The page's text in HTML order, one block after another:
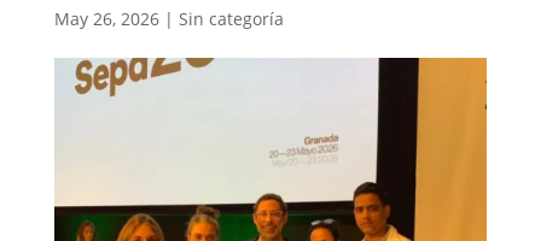
May 26, 2026| Sin categoría